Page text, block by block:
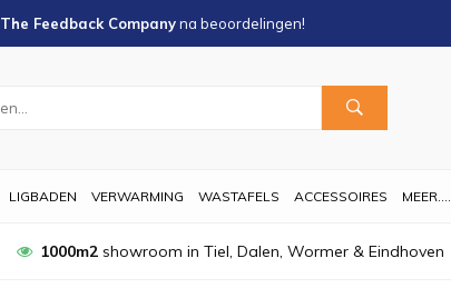
The Feedback Companyna beoordelingen!
LIGBADEN VERWARMING WASTAFELS ACCESSOIRES MEER....
1000m2showroom in Tiel, Dalen, Wormer & Eindhoven